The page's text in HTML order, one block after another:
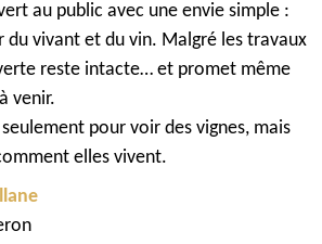
au public avec une envie simple :
du vivant et du vin. Malgré les travaux
reste intacte… et promet même
venir.
pour voir des vignes, mais
elles vivent.